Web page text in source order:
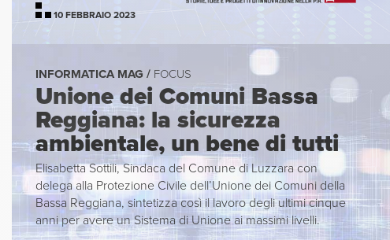
10 FEBBRAIO 2023
INFORMATICA MAG / FOCUS
Unione dei Comuni Bassa
Reggiana: la sicurezza
ambientale, un bene di tutti
Elisabetta Sottili, Sindaca del Comune di Luzzara con
delega alla Protezione Civile dell’Unione dei Comuni della
Bassa Reggiana, sintetizza così il lavoro degli ultimi cinque
anni per avere un Sistema di Unione ai massimi livelli.